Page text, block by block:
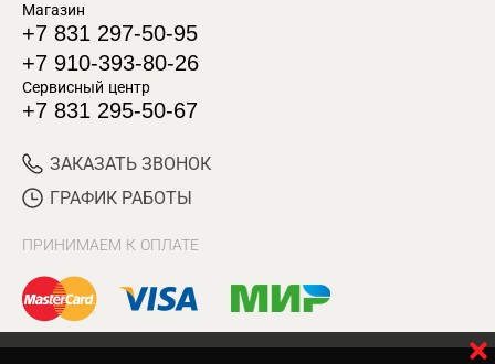
Магазин
+7 831 297-50-95
+7 910-393-80-26
Сервисный центр
+7 831 295-50-67
ЗАКАЗАТЬ ЗВОНОК
ГРАФИК РАБОТЫ
ПРИНИМАЕМ К ОПЛАТЕ